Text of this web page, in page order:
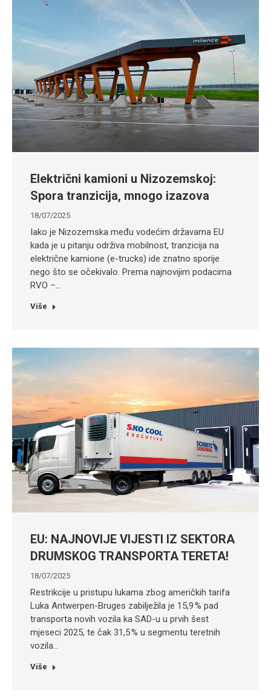
Električni kamioni u Nizozemskoj:
Spora tranzicija, mnogo izazova
18/07/2025
Iako je Nizozemska među vodećim državama EU
kada je u pitanju održiva mobilnost, tranzicija na
električne kamione (e-trucks) ide znatno sporije
nego što se očekivalo. Prema najnovijim podacima
RVO –…
Više
EU: NAJNOVIJE VIJESTI IZ SEKTORA
DRUMSKOG TRANSPORTA TERETA!
18/07/2025
Restrikcije u pristupu lukama zbog američkih tarifa
Luka Antwerpen-Bruges zabilježila je 15,9 % pad
transporta novih vozila ka SAD-u u prvih šest
mjeseci 2025, te čak 31,5 % u segmentu teretnih
vozila…
Više